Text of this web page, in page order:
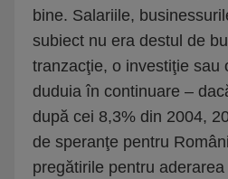
bine. Salariile,
subiect nu era destul de
tranzacţie, o investiţie sau
duduia în continuare –
după cei 8,3% din 2004,
de speranţe pentru
pregătirile pentru